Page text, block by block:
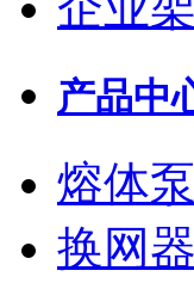
产品中
熔体泵
换网器